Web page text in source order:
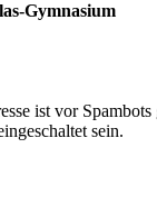
Gymnasium
ist vor Spambots
sein.